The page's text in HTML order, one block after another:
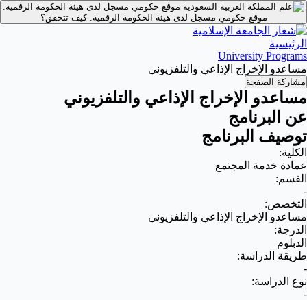
موقع حكومي مسجل لدى هيئة الحكومة الرقمية.
موقع حكومي مسجل لدى هيئة الحكومة الرقمية.كيف تتحقق؟
الرئيسية
University Programs
مساعدو الإخراج الإذاعي والتلفزيوني
مشاركة الصفحة
مساعدو الإخراج الإذاعي والتلفزيوني
عن البرنامج
توصيف البرنامج
الكلية:
عمادة خدمة المجتمع
القسم:
-
التخصص:
مساعدو الإخراج الإذاعي والتلفزيوني
الدرجة:
الدبلوم
طريقة الدراسة:
-
نوع الدراسة:
-